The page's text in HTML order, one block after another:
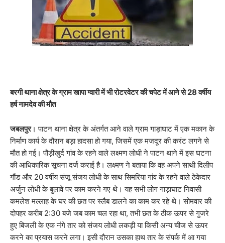
बरगी थाना क्षेत्र के ग्राम खापा ग्वारी में भी रोटरवेटर की चपेट में आने से 28 वर्षीय
हर्ष नामदेव की मौत
जबलपुर। पाटन थाना क्षेत्र के अंतर्गत आने वाले ग्राम गाड़ाघाट में एक मकान के
निर्माण कार्य के दौरान बड़ा हादसा हो गया, जिसमें एक मजदूर की करंट लगने से
मौत हो गई। पौड़ीखुर्द गांव के रहने वाले लक्ष्मण लोधी ने पाटन थाने में इस घटना
की आधिकारिक सूचना दर्ज कराई है। लक्ष्मण ने बताया कि वह अपने साथी दिलीप
गौंड और 20 वर्षीय संजू संजय लोधी के साथ सिमरिया गांव के रहने वाले ठेकेदार
अर्जुन लोधी के बुलावे पर काम करने गए थे। यह सभी लोग गाड़ाघाट निवासी
कमलेश मल्लाह के घर की छत पर स्लैब डालने का काम कर रहे थे। सोमवार की
दोपहर करीब 2:30 बजे जब काम चल रहा था, तभी छत के ठीक ऊपर से गुजरे
हुए बिजली के एक नंगे तार को संजय लोधी लकड़ी या किसी अन्य चीज से ऊपर
करने का प्रयास करने लगा। इसी दौरान उसका हाथ तार के संपर्क में आ गया